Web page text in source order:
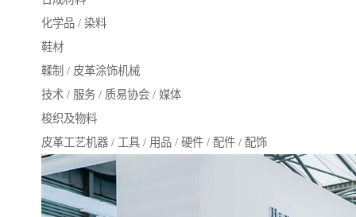
化学品 / 染料
鞋材
鞣制 / 皮革涂饰机械
技术 / 服务 / 质易协会 / 媒体
梭织及物料
皮革工艺机器 / 工具 / 用品 / 硬件 / 配件 / 配饰